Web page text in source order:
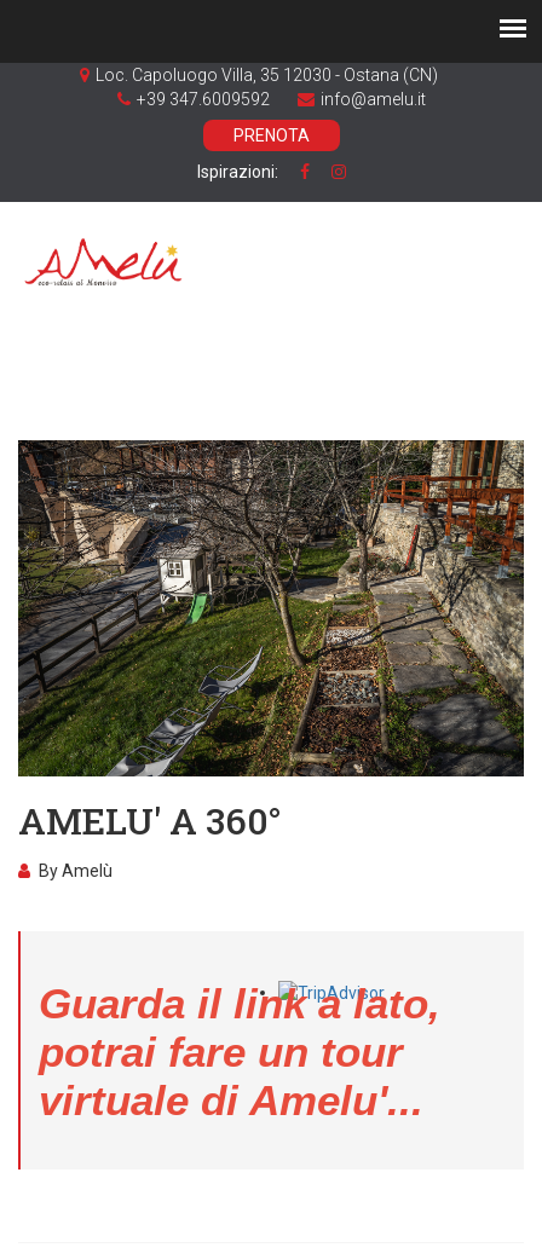
Loc. Capoluogo Villa, 35 12030 - Ostana (CN)
+39 347.6009592
info@amelu.it
PRENOTA
Ispirazioni:
AMELU' A 360°
ByAmelù
Guarda il link a lato,
potrai fare un tour
virtuale di Amelu'...